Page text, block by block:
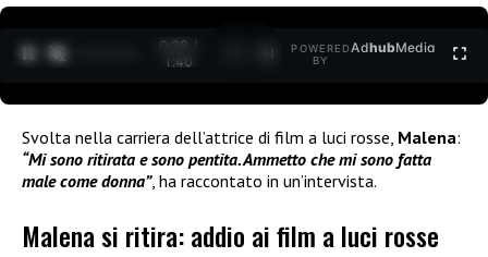
0:30 /
1:40
POWERED
BY
AdhubMedia
Svolta nella carriera dell’attrice di film a luci rosse, Malena:
“Mi sono ritirata e sono pentita. Ammetto che mi sono fatta
male come donna”, ha raccontato in un’intervista.
Malena si ritira: addio ai film a luci rosse